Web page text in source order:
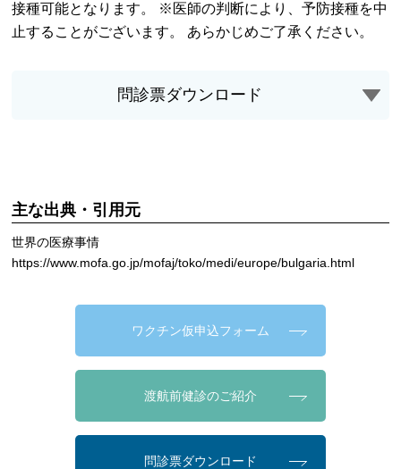
接種可能となります。 ※医師の判断により、予防接種を中
止することがございます。 あらかじめご了承ください。
問診票ダウンロード
主な出典・引用元
世界の医療事情
https://www.mofa.go.jp/mofaj/toko/medi/europe/bulgaria.html
ワクチン仮申込フォーム
渡航前健診のご紹介
問診票ダウンロード